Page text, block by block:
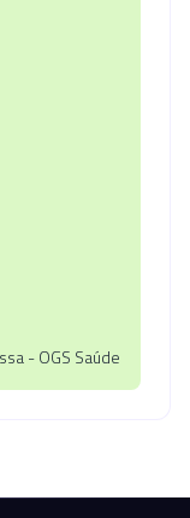
- OGS Saúde